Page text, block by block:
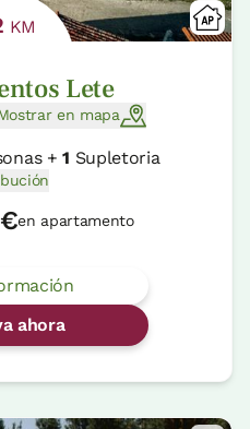
KM
Lete
en mapa
+1 Supletoria
en apartamento
ahora